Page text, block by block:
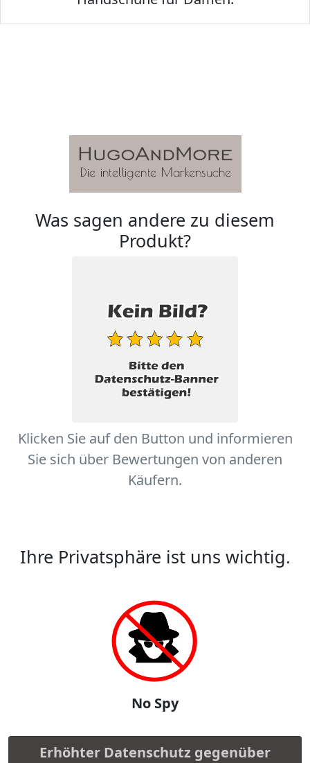
Was sagen andere zu diesem
Produkt?
Klicken Sie auf den Button und informieren
Sie sich über Bewertungen von anderen
Käufern.
Ihre Privatsphäre ist uns wichtig.
No Spy
Erhöhter Datenschutz gegenüber